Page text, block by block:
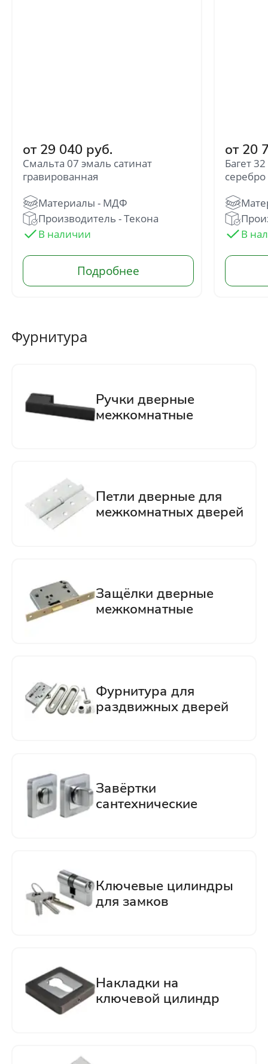
от 29 040 руб.
Смальта 07 эмаль сатинат
гравированная
Производитель - Текона
от 20
Багет
серебро
Фурнитура
Отправить
Нажимая кнопку «Отправить», Вы
соглашаетесь с политикой обработки
персональных данных